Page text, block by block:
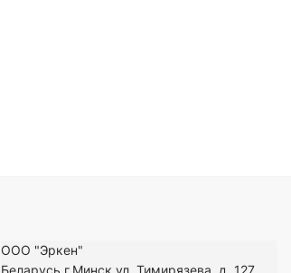
ООО "Эркен"
Беларусь г.Минск ул. Тимирязева, д. 127,